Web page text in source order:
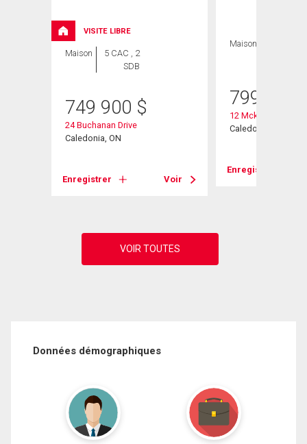
VISITE LIBRE
Maison
5 CAC , 2
SDB
749 900 $
24 Buchanan Drive
Caledonia, ON
Enregistrer Voir
Maison
799 999
12 Mckeown Court
Caledonia, ON
Enregistrer
Données démographiques